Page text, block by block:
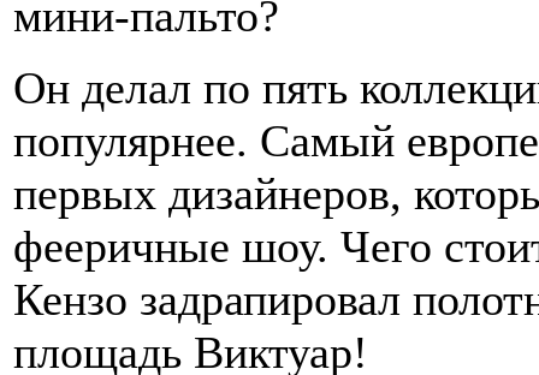
мини-пальто?
Он делал по пять
популярнее. Самый
первых дизайнеров,
фееричные шоу. Чего
Кензо задрапировал
площадь Виктуар!